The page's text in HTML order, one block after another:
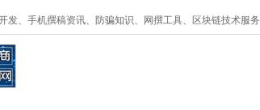
发、手机撰稿资讯、防骗知识、网撰工具、区块链技术服务